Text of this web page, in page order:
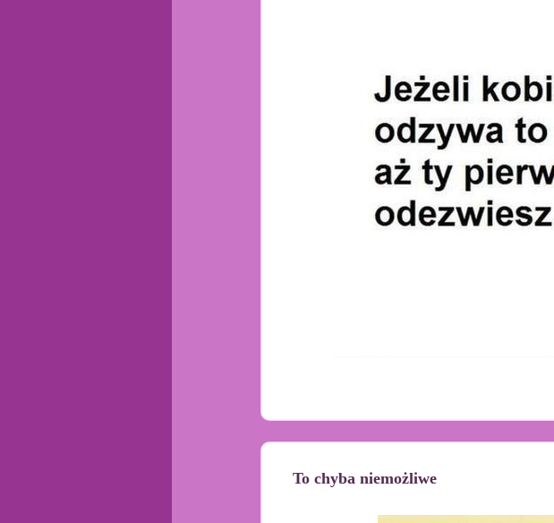
To chyba niemożliwe